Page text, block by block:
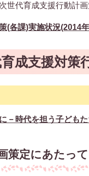
世代育成支援行動計
(各課)実施状況(2014
成支援対策
－時代を担う子ども
策定にあたって